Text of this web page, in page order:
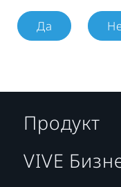
Да
Продукт
VIVE